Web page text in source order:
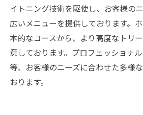
イトニング技術を駆使し、お客様の
広いメニューを提供しております。
本的なコースから、より高度なトリ
意しております。プロフェッショナ
等、お客様のニーズに合わせた多様
おります。